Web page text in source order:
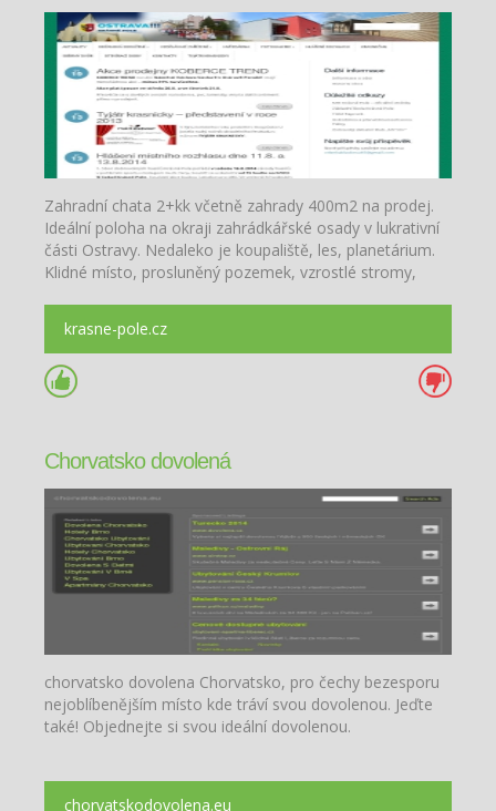
Zahradní chata 2+kk včetně zahrady 400m2 na prodej.
Ideální poloha na okraji zahrádkářské osady v lukrativní
části Ostravy. Nedaleko je koupaliště, les, planetárium.
Klidné místo, prosluněný pozemek, vzrostlé stromy,
krasne-pole.cz
Chorvatsko dovolená
chorvatsko dovolena Chorvatsko, pro čechy bezesporu
nejoblíbenějším místo kde tráví svou dovolenou. Jeďte
také! Objednejte si svou ideální dovolenou.
chorvatskodovolena.eu